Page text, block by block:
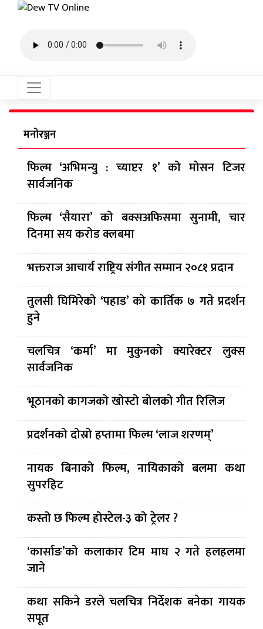
मनोरञ्जन
फिल्म ‘अभिमन्यु : च्याप्टर १’ को मोसन टिजर
सार्वजनिक
फिल्म ‘सैयारा’ को बक्सअफिसमा सुनामी, चार
दिनमा सय करोड क्लबमा
भक्तराज आचार्य राष्ट्रिय संगीत सम्मान २०८१ प्रदान
तुलसी घिमिरेको ‘पहाड’ को कार्तिक ७ गते प्रदर्शन
हुने
चलचित्र ‘कर्मा’ मा मुकुनको क्यारेक्टर लुक्स
सार्वजनिक
भूठानको कागजको खोस्टो बोलको गीत रिलिज
प्रदर्शनको दोस्रो हप्तामा फिल्म ‘लाज शरणम्’
नायक बिनाको फिल्म, नायिकाको बलमा कथा
सुपरहिट
कस्तो छ फिल्म होस्टेल-३ को ट्रेलर ?
‘कार्साङ’को कलाकार टिम माघ २ गते हलहलमा
जाने
कथा सकिने डरले चलचित्र निर्देशक बनेका गायक
सपूत